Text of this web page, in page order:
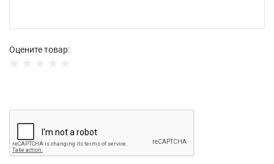
Оцените товар: